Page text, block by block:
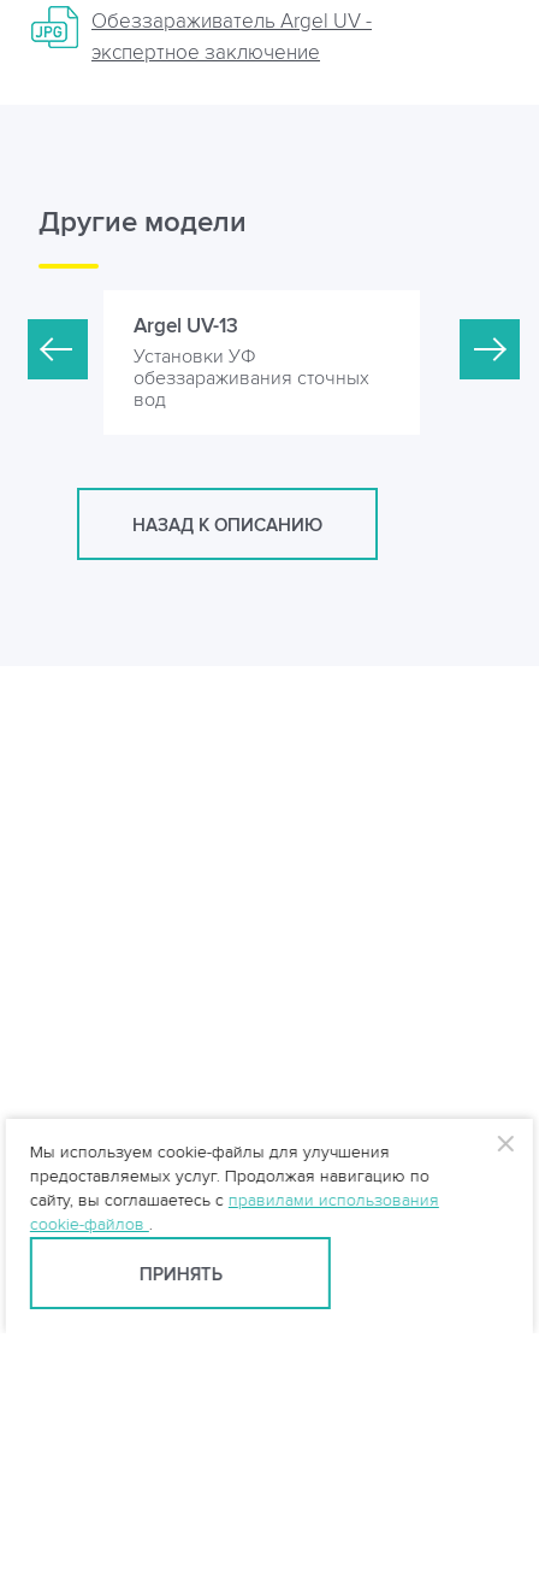
Обеззараживатель Argel UV -
экспертное заключение
Другие модели
Argel UV-13
Установки УФ
обеззараживания сточных
вод
Argel
НАЗАД К ОПИСАНИЮ
Мы используем cookie-файлы для улучшения
предоставляемых услуг. Продолжая навигацию по
сайту, вы соглашаетесь с правилами использования
cookie-файлов .
ПРИНЯТЬ